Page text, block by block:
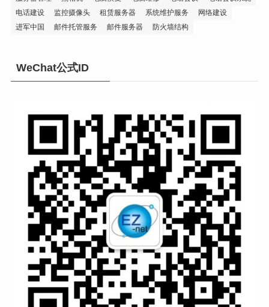
电话建设
监控摄像头 租赁服务器 系统维护服务
网络建设
进军中国
邮件托管服务 邮件服务器 防火墙结构
WeChat公式ID